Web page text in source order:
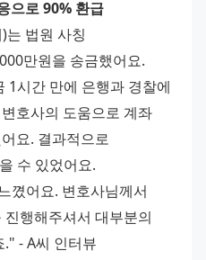
으로 90% 환급
는 법원 사칭
만원을 송금했어요.
1시간 만에 은행과 경찰에
호사의 도움으로 계좌
요. 결과적으로
수 있었어요.
꼈어요. 변호사님께서
행해주셔서 대부분의
- A씨 인터뷰